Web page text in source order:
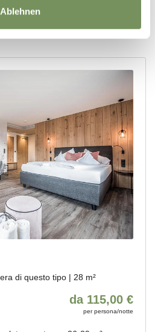
Ablehnen